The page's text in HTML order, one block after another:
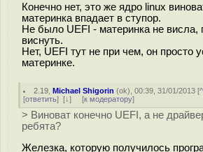
Конечно нет, это же ядро linux
материнка впадает в ступор.
Не было UEFI - материнка не висла,
виснуть.
Нет, UEFI тут не при чем, он просто
материнке.
2.19 ,Michael Shigorin (ok), 00:39, 31/01/2013 [^
[ответить] [↓] [к модератору]
> Виноват конечно UEFI, а не
ребята?
Железка, которую получилось